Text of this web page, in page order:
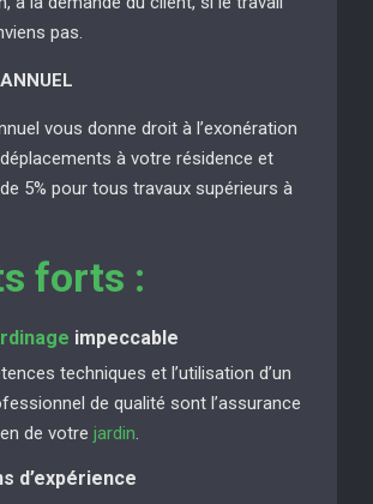
pas.
vous donne droit à l’exonération
à votre résidence et
5% pour tous travaux supérieurs à
forts :
impeccable
techniques et l’utilisation d’un
de qualité sont l’assurance
de votre jardin
d’expérience